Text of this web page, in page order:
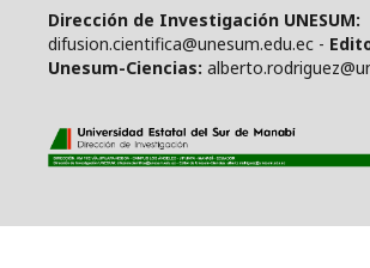
Dirección de Investigación UNESUM:
difusion.cientifica@unesum.edu.ec -
Unesum-Ciencias: